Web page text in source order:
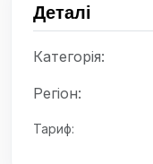
Деталі
Категорія:
Регіон:
Тариф: